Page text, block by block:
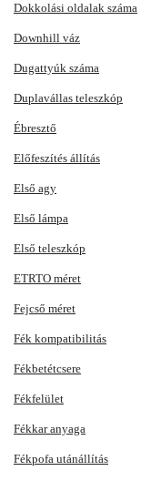
Dokkolási oldalak száma
Downhill váz
Dugattyúk száma
Duplavállas teleszkóp
Ébresztő
Előfeszítés állítás
Első agy
Első lámpa
Első teleszkóp
ETRTO méret
Fejcső méret
Fék kompatibilitás
Fékbetétcsere
Fékfelület
Fékkar anyaga
Fékpofa utánállítás